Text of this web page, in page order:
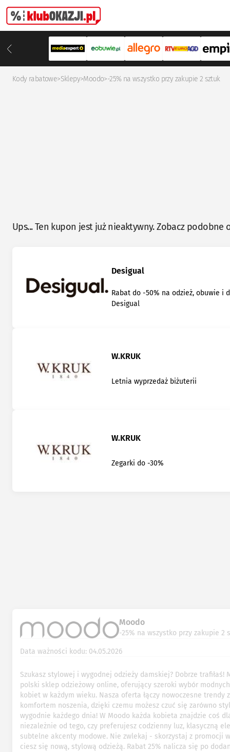
Kody rabatowe>Sklepy>Moodo>-25% na wszystko przy zakupie 2 sztuk
Ups... Ten kupon jest już nieaktywny. Zobacz podobne
Desigual
Rabat do -50% na odzież, obuwie i
Desigual
W.KRUK
Letnia wyprzedaż biżuterii
W.KRUK
Zegarki do -30%
Moodo
-25% na wszystko przy zakupie 2
Data ważności kodu: 04.05.2026
Szukasz stylowej i wygodnej odzieży damskiej? Dobrze trafiłaś!
polski sklep odzieżowy online, oferujący szeroki wybór
kobiet w każdym wieku. Nasza oferta łączy nowoczesne trendy z
komfortem noszenia, dzięki czemu możesz czuć się zarówno
wygodnie każdego dnia! W Moodo każda kobieta znajdzie coś
niezależnie od tego, czy preferujesz codzienny luz, klasyczną
subtelne akcenty modowe. Nie zwlekaj - skorzystaj z promocji
ciesz się nową, stylową odzieżą. Rabat 25% nalicza się po